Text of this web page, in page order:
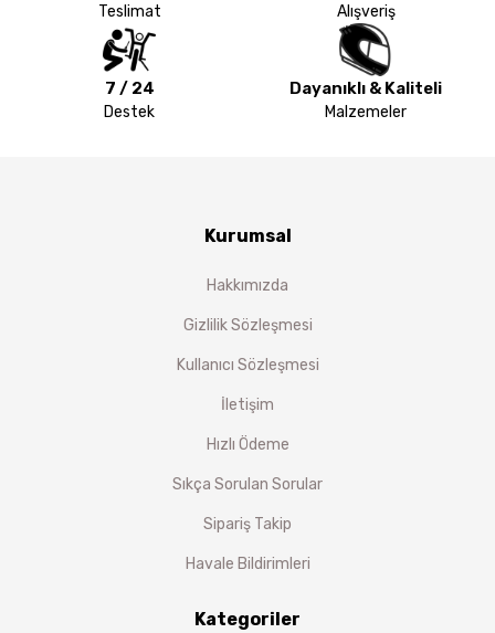
Teslimat Alışveriş
7 / 24
Destek
Dayanıklı & Kaliteli
Malzemeler
Kurumsal
Hakkımızda
Gizlilik Sözleşmesi
Kullanıcı Sözleşmesi
İletişim
Hızlı Ödeme
Sıkça Sorulan Sorular
Sipariş Takip
Havale Bildirimleri
Kategoriler